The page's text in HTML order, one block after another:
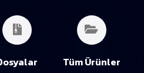
Tüm Ürünler